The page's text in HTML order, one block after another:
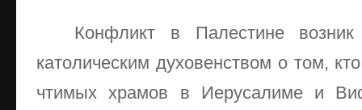
Конфликт в Палестине
католическим духовенством о том,
чтимых храмов в Иерусалиме и